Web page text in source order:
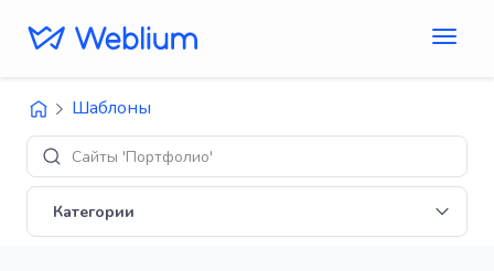
Шаблоны
Сайты 'Портфолио'
Категории